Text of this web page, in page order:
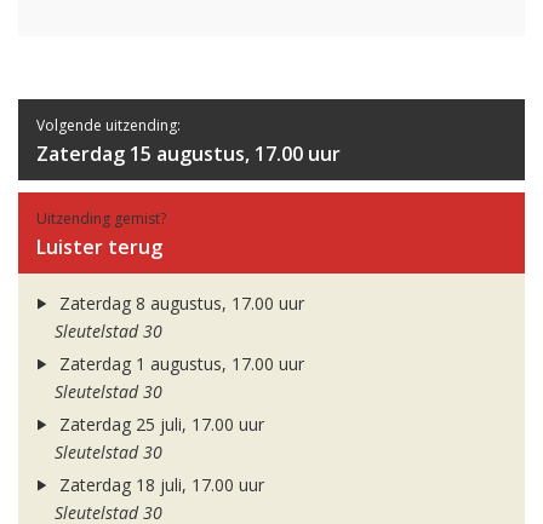
Volgende uitzending:
Zaterdag 15 augustus, 17.00 uur
Uitzending gemist?
Luister terug
Zaterdag 8 augustus, 17.00 uur
Sleutelstad 30
Zaterdag 1 augustus, 17.00 uur
Sleutelstad 30
Zaterdag 25 juli, 17.00 uur
Sleutelstad 30
Zaterdag 18 juli, 17.00 uur
Sleutelstad 30